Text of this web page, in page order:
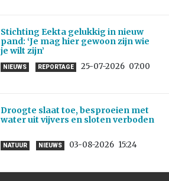
Stichting Eekta gelukkig in nieuw
pand: ‘Je mag hier gewoon zijn wie
je wilt zijn’
NIEUWS REPORTAGE 25-07-2026 07:00
Droogte slaat toe, besproeien met
water uit vijvers en sloten verboden
NATUUR NIEUWS 03-08-2026 15:24